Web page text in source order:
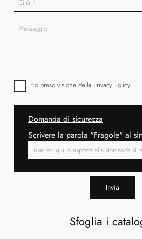
Sfoglia i
Ho preso visione della Privacy Policy
Domanda di sicurezza
Scrivere la parola "Fragole" al
Invia